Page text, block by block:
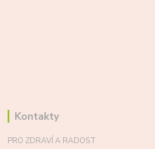
Kontakty
PRO ZDRAVÍ A RADOST